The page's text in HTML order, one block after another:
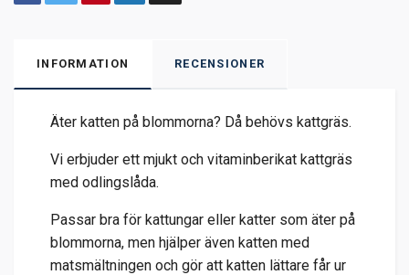
INFORMATION RECENSIONER
Äter katten på blommorna? Då behövs kattgräs.
Vi erbjuder ett mjukt och vitaminberikat kattgräs
med odlingslåda.
Passar bra för kattungar eller katter som äter på
blommorna, men hjälper även katten med
matsmältningen och gör att katten lättare får ur